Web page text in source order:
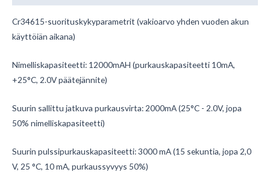
Cr34615-suorituskykyparametrit (vakioarvo yhden vuoden akun
käyttöiän aikana)
Nimelliskapasiteetti: 12000mAH (purkauskapasiteetti 10mA,
+25°C, 2.0V päätejännite)
Suurin sallittu jatkuva purkausvirta: 2000mA (25°C - 2.0V, jopa
50% nimelliskapasiteetti)
Suurin pulssipurkauskapasiteetti: 3000 mA (15 sekuntia, jopa 2,0
V, 25 °C, 10 mA, purkaussyvyys 50%)